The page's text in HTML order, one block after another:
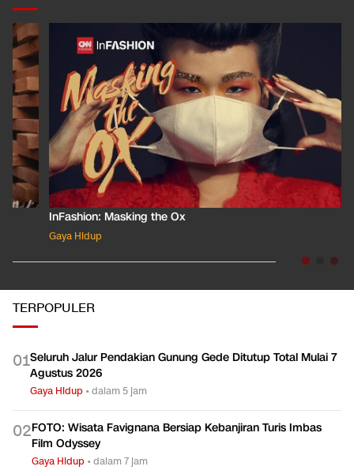
InFashion: Masking the Ox
Gaya Hidup
TERPOPULER
01Seluruh Jalur Pendakian Gunung Gede Ditutup Total Mulai 7
Agustus 2026
Gaya Hidup •dalam 5 jam
02FOTO: Wisata Favignana Bersiap Kebanjiran Turis Imbas
Film Odyssey
Gaya Hidup •dalam 7 jam